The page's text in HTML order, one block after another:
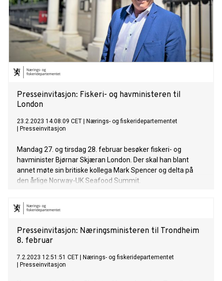
Presseinvitasjon: Fiskeri- og havministeren til
London
23.2.2023 14:08:09 CET
Nærings- og fiskeridepartementet
Presseinvitasjon
Mandag 27. og tirsdag 28. februar besøker fiskeri- og
havminister Bjørnar Skjæran London. Der skal han blant
annet møte sin britiske kollega Mark Spencer og delta på
den årlige Norway-UK Seafood Summit.
Presseinvitasjon: Næringsministeren til Trondheim
8. februar
7.2.2023 12:51:51 CET
Nærings- og fiskeridepartementet
Presseinvitasjon